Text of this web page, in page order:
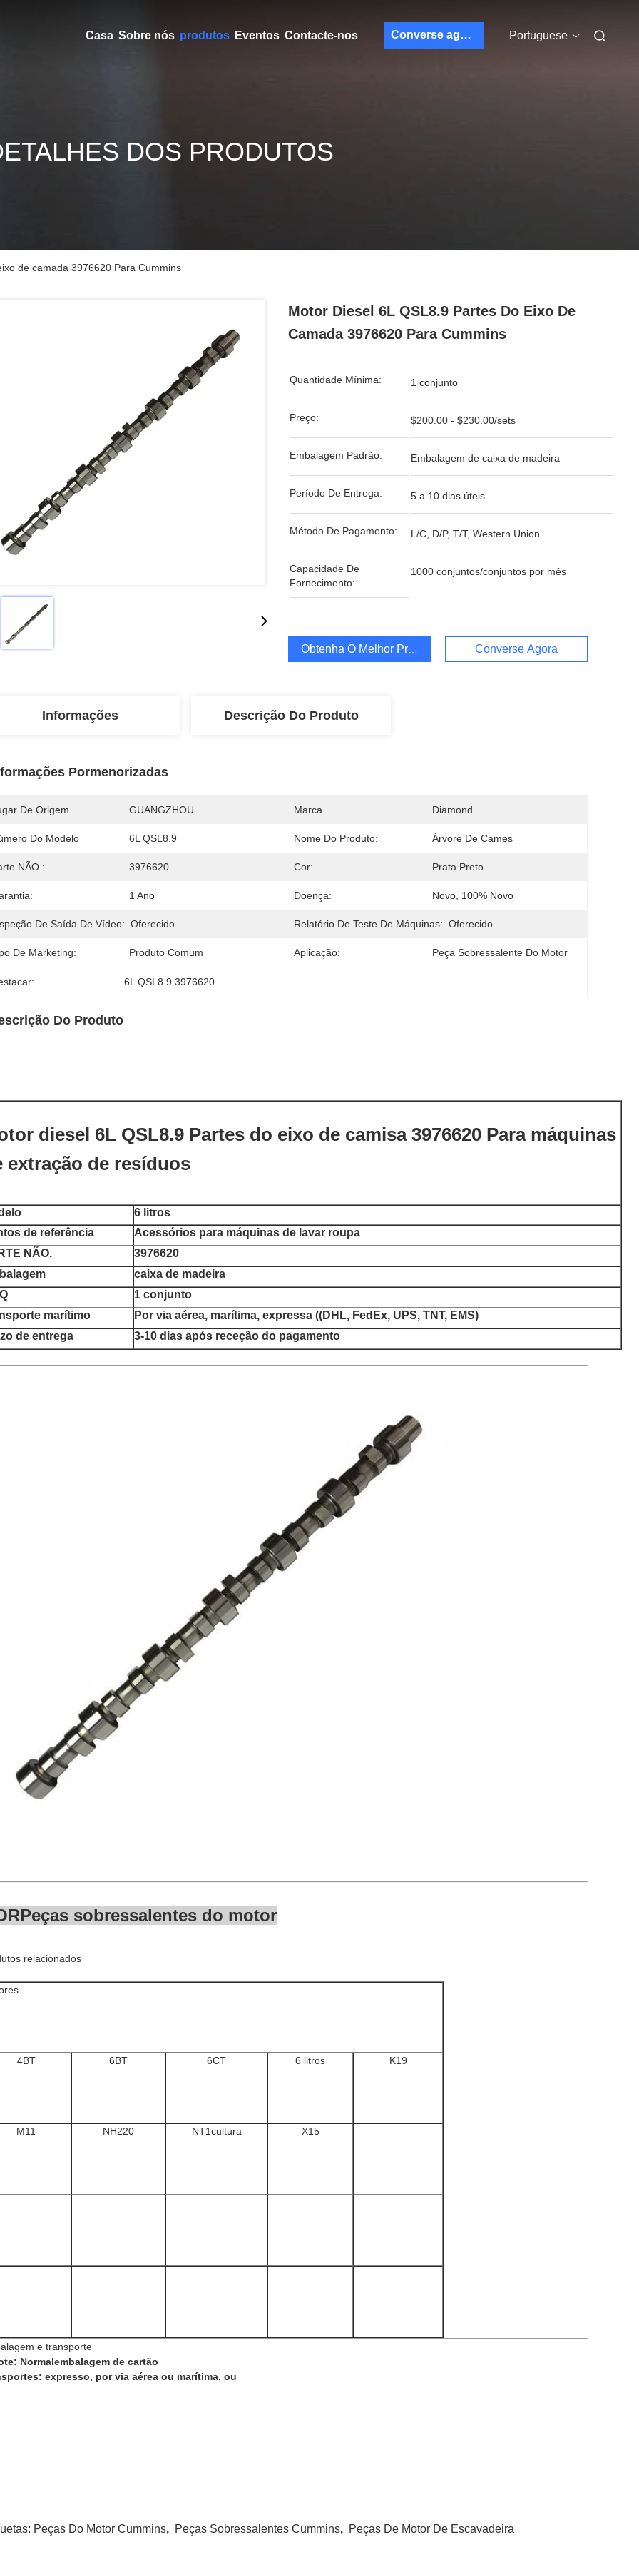
Casa Sobre nós produtos Eventos Contacte-nos Converse agora Portuguese
DOS PRODUTOS
de camada 3976620 Para Cummins
Motor Diesel 6L QSL8.9 Partes Do Eixo De
Camada 3976620 Para Cummins
Quantidade Mínima: 1 conjunto
Preço: $200.00 - $230.00/sets
Embalagem Padrão: Embalagem de caixa de madeira
Período De Entrega: 5 a 10 dias úteis
Método De Pagamento: L/C, D/P, T/T, Western Union
Capacidade De
Fornecimento:
1000 conjuntos/conjuntos por mês
Obtenha O Melhor Preço Converse Agora
Informações Descrição Do Produto
Pormenorizadas
De Origem GUANGZHOU Marca Diamond
Do Modelo 6L QSL8.9 Nome Do Produto: Árvore De Cames
NÃO.: 3976620 Cor: Prata Preto
1 Ano Doença: Novo, 100% Novo
De Saída De Vídeo: Oferecido Relatório De Teste De Máquinas: Oferecido
De Marketing: Produto Comum Aplicação: Peça Sobressalente Do Motor
6L QSL8.9 3976620
Do Produto
diesel 6L QSL8.9 Partes do eixo de camisa 3976620 Para máquinas
extração de resíduos
6 litros
de referência
Acessórios para máquinas de lavar roupa
NÃO.
3976620
caixa de madeira
1 conjunto
marítimo
Por via aérea, marítima, expressa ((DHL, FedEx, UPS, TNT, EMS)
de entrega
3-10 dias após receção do pagamento
Peças sobressalentes do motor
relacionados
4BT 6BT 6CT 6 litros K19
M11 NH220 NT1cultura X15
e transporte
Normalembalagem de cartão
expresso, por via aérea ou marítima, ou
Peças Do Motor Cummins, Peças Sobressalentes Cummins, Peças De Motor De Escavadeira